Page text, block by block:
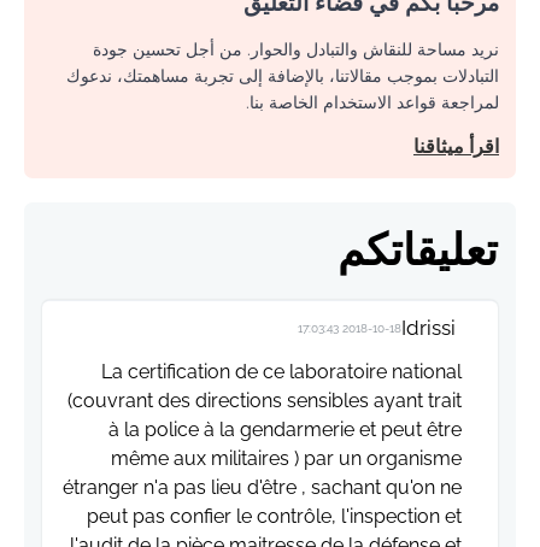
نريد مساحة للنقاش والتبادل والحوار. من أجل تحسين جودة
التبادلات بموجب مقالاتنا، بالإضافة إلى تجربة مساهمتك، ندعوك
لمراجعة قواعد الاستخدام الخاصة بنا.
اقرأ ميثاقنا
تعليقاتكم
Idrissi
2018-10-18 17:03:43
La certification de ce laboratoire national
(couvrant des directions sensibles ayant trait
à la police à la gendarmerie et peut être
même aux militaires ) par un organisme
étranger n'a pas lieu d'être , sachant qu'on ne
peut pas confier le contrôle, l'inspection et